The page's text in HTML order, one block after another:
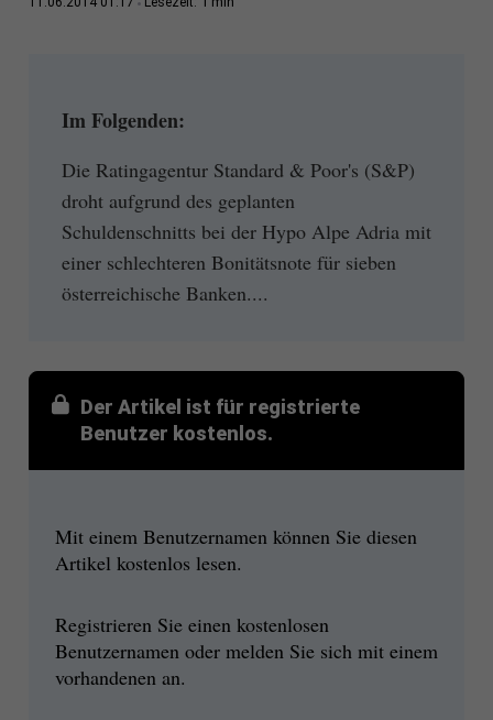
Im Folgenden:
Die Ratingagentur Standard & Poor's (S&P)
droht aufgrund des geplanten
Schuldenschnitts bei der Hypo Alpe Adria mit
einer schlechteren Bonitätsnote für sieben
österreichische Banken....
Der Artikel ist für registrierte
Benutzer kostenlos.
Mit einem Benutzernamen können Sie diesen
Artikel kostenlos lesen.
Registrieren Sie einen kostenlosen
Benutzernamen oder melden Sie sich mit einem
vorhandenen an.